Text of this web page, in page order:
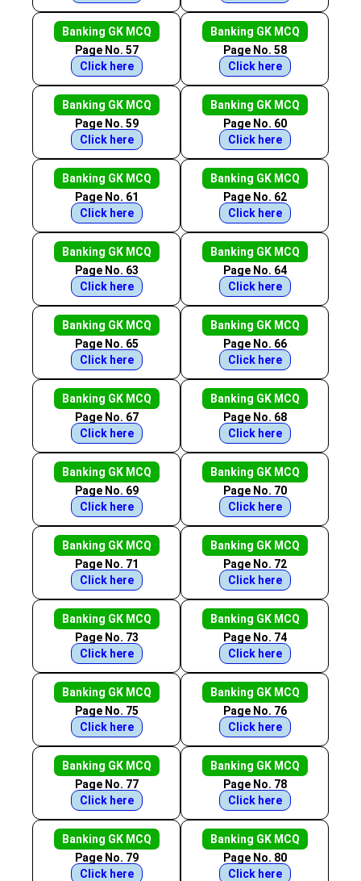
Banking GK MCQ
Page No. 57
Click here
Banking GK MCQ
Page No. 58
Click here
Banking GK MCQ
Page No. 59
Click here
Banking GK MCQ
Page No. 60
Click here
Banking GK MCQ
Page No. 61
Click here
Banking GK MCQ
Page No. 62
Click here
Banking GK MCQ
Page No. 63
Click here
Banking GK MCQ
Page No. 64
Click here
Banking GK MCQ
Page No. 65
Click here
Banking GK MCQ
Page No. 66
Click here
Banking GK MCQ
Page No. 67
Click here
Banking GK MCQ
Page No. 68
Click here
Banking GK MCQ
Page No. 69
Click here
Banking GK MCQ
Page No. 70
Click here
Banking GK MCQ
Page No. 71
Click here
Banking GK MCQ
Page No. 72
Click here
Banking GK MCQ
Page No. 73
Click here
Banking GK MCQ
Page No. 74
Click here
Banking GK MCQ
Page No. 75
Click here
Banking GK MCQ
Page No. 76
Click here
Banking GK MCQ
Page No. 77
Click here
Banking GK MCQ
Page No. 78
Click here
Banking GK MCQ
Page No. 79
Click here
Banking GK MCQ
Page No. 80
Click here